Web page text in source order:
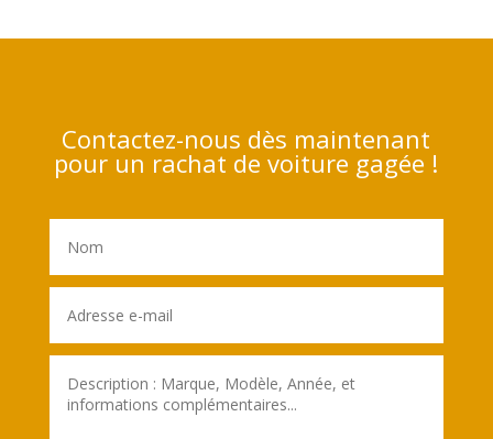
Contactez-nous dès maintenant
pour un rachat de voiture gagée !